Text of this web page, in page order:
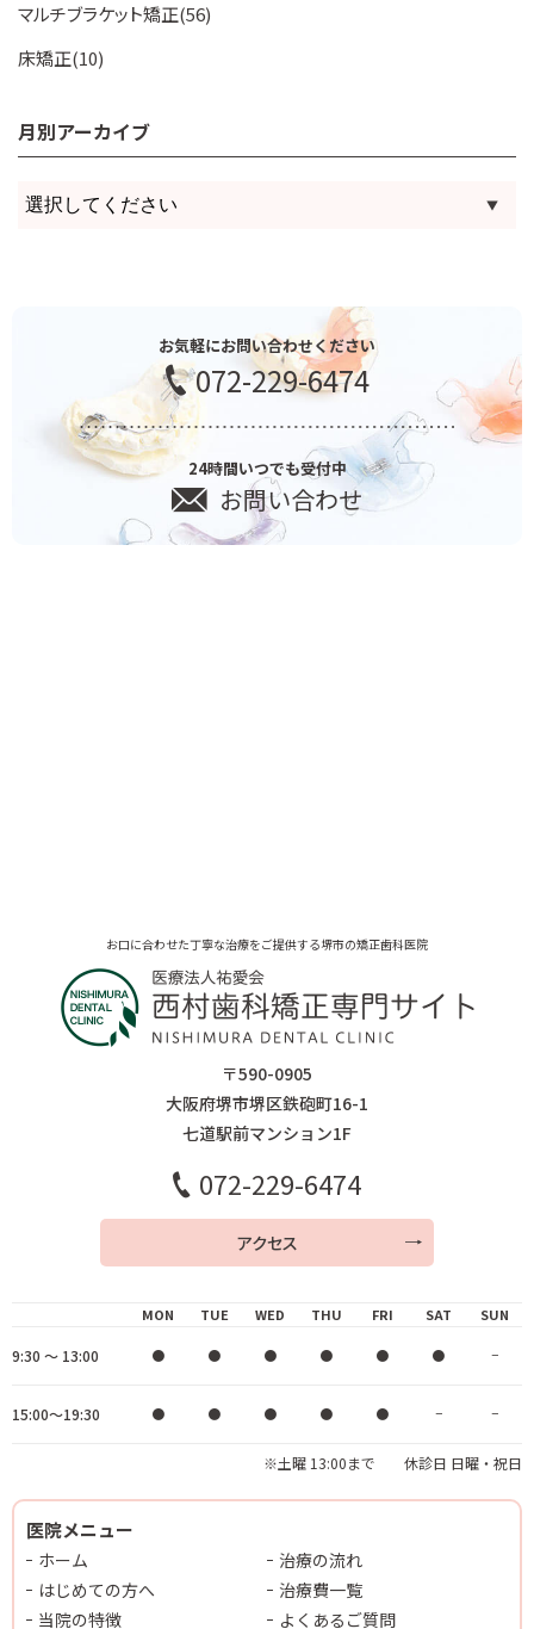
マルチブラケット矯正(56)
床矯正(10)
月別アーカイブ
お気軽にお問い合わせください
072-229-6474
24時間いつでも受付中
お問い合わせ
お口に合わせた丁寧な治療をご提供する堺市の矯正歯科医院
〒590-0905
大阪府堺市堺区鉄砲町16-1
七道駅前マンション1F
072-229-6474
アクセス
MON TUE WED THU FRI SAT SUN
※土曜 13:00まで 休診日 日曜・祝日
9:30 ～ 13:00 ● ● ● ● ● ● −
15:00～19:30 ● ● ● ● ● − −
医院メニュー
ホーム
はじめての方へ
当院の特徴
治療の流れ
治療費一覧
よくあるご質問